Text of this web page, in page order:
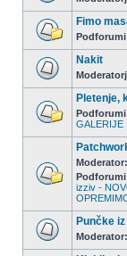
Fimo
Nakit
Pletenje,
GALERIJE
Moderator:
izziv -
Punčke
Moderator: